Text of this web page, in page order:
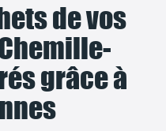
de vos
grâce à